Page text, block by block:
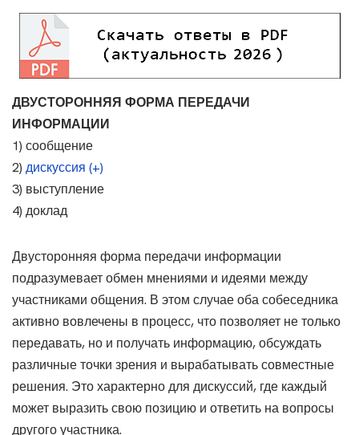
ДВУСТОРОННЯЯ ФОРМА ПЕРЕДАЧИ
ИНФОРМАЦИИ
1) сообщение
2) дискуссия (+)
3) выступление
4) доклад
Двусторонняя форма передачи информации
подразумевает обмен мнениями и идеями между
участниками общения. В этом случае оба собеседника
активно вовлечены в процесс, что позволяет не только
передавать, но и получать информацию, обсуждать
различные точки зрения и вырабатывать совместные
решения. Это характерно для дискуссий, где каждый
может выразить свою позицию и ответить на вопросы
другого участника.